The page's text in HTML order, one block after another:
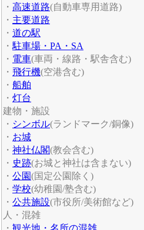
・ 高速道路(自動車専用道路)
・ 主要道路
・ 道の駅
・ 駐車場・PA・SA
・ 電車(車両・線路・駅舎含む)
・ 飛行機(空港含む)
・ 船舶
・ 灯台
建物・施設
・ シンボル(ランドマーク/銅像)
・ お城
・ 神社仏閣(教会含む)
・ 史跡(お城と神社は含まない)
・ 公園(国定公園除く)
・ 学校(幼稚園/塾含む)
・ 公共施設(市役所/美術館など)
人・混雑
・ 観光地・名所の混雑